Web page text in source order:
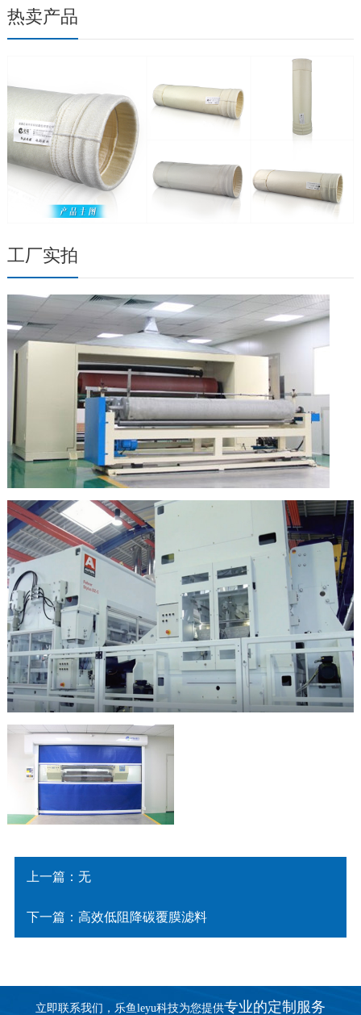
热卖产品
工厂实拍
上一篇：无
下一篇：高效低阻降碳覆膜滤料
立即联系我们，乐鱼leyu科技为您提供专业的定制服务